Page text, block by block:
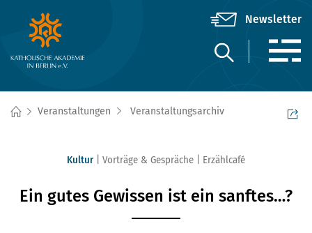
Veranstaltungen Veranstaltungsarchiv
Kultur Vorträge & Gespräche Erzählcafé
Ein gutes Gewissen ist ein sanftes…?